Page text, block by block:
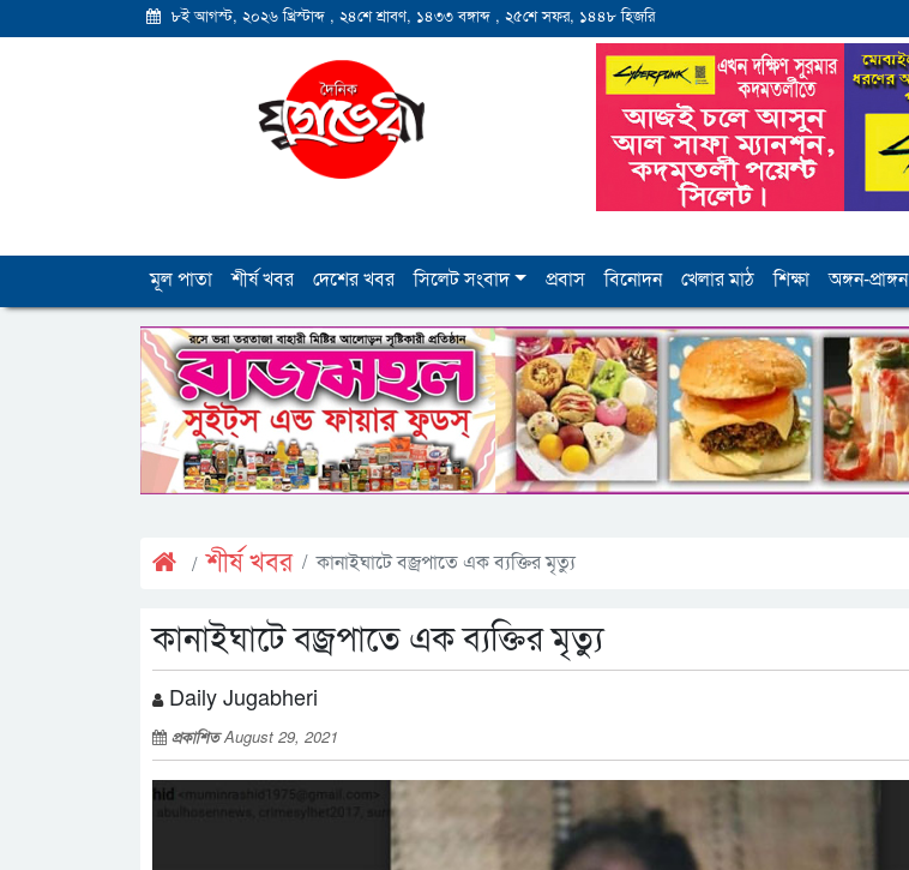
৮ই আগস্ট, ২০২৬ খ্রিস্টাব্দ , ২৪শে শ্রাবণ, ১৪৩৩ বঙ্গাব্দ , ২৫শে সফর, ১৪৪৮ হিজরি
মূল পাতা শীর্ষ খবর দেশের খবর সিলেট সংবাদ প্রবাস বিনোদন খেলার মাঠ শিক্ষা অঙ্গন-প্রাঙ্গন
শীর্ষ খবর কানাইঘাটে বজ্রপাতে এক ব্যক্তির মৃত্যু
কানাইঘাটে বজ্রপাতে এক ব্যক্তির মৃত্যু
Daily Jugabheri
প্রকাশিতAugust 29, 2021